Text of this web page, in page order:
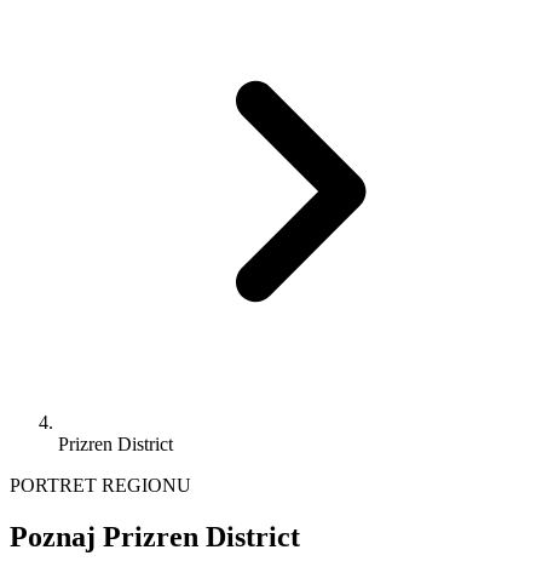
Prizren District
PORTRET REGIONU
Poznaj Prizren District